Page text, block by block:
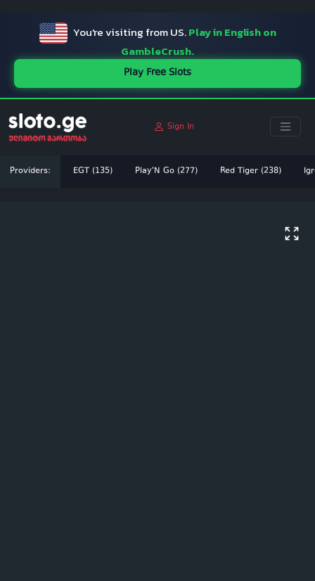
You're visiting from US.Play in English on
GambleCrush.
Play Free Slots
Sign In
Providers: EGT (135) Play'N Go (277) Red Tiger (238)